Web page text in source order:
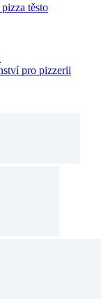
těsto
pro pizzerii